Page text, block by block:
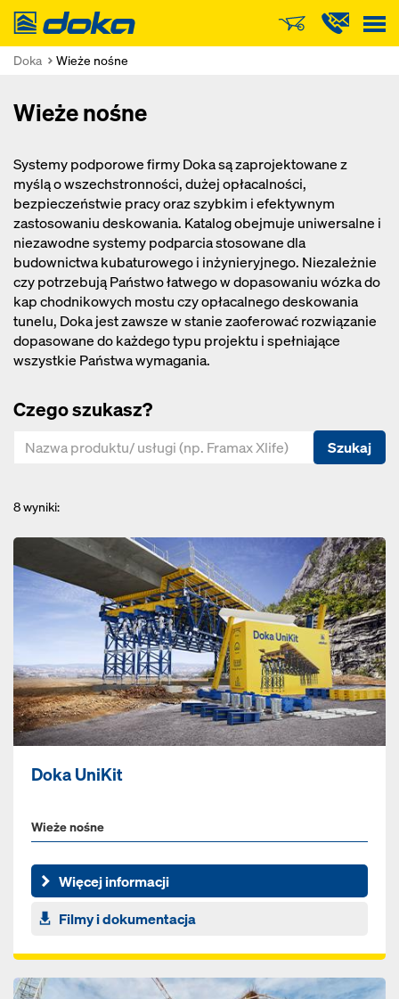
Doka
Doka Wieże nośne
Wieże nośne
Systemy podporowe firmy Doka są zaprojektowane z
myślą o wszechstronności, dużej opłacalności,
bezpieczeństwie pracy oraz szybkim i efektywnym
zastosowaniu deskowania. Katalog obejmuje uniwersalne i
niezawodne systemy podparcia stosowane dla
budownictwa kubaturowego i inżynieryjnego. Niezależnie
czy potrzebują Państwo łatwego w dopasowaniu wózka do
kap chodnikowych mostu czy opłacalnego deskowania
tunelu, Doka jest zawsze w stanie zaoferować rozwiązanie
dopasowane do każdego typu projektu i spełniające
wszystkie Państwa wymagania.
Czego szukasz?
Szukaj
8wyniki:
Doka UniKit
Wieże nośne
Więcej informacji
Filmy i dokumentacja